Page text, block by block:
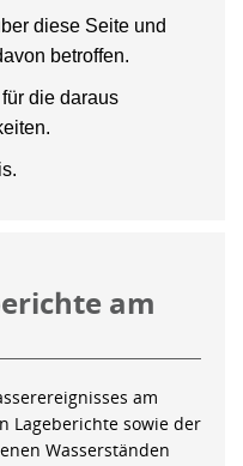
diese Seite und
betroffen.
die daraus
am
am
Lageberichte sowie der
Wasserständen